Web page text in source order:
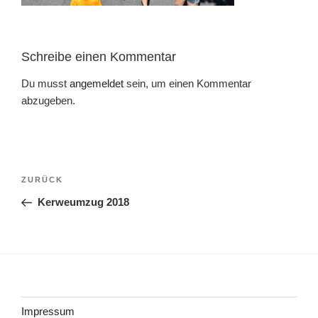
Schreibe einen Kommentar
Du musst angemeldet sein, um einen Kommentar
abzugeben.
Beitragsnavigation
Vorheriger
Beitrag
ZURÜCK
Kerweumzug 2018
Impressum